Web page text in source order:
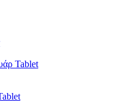
Tablet